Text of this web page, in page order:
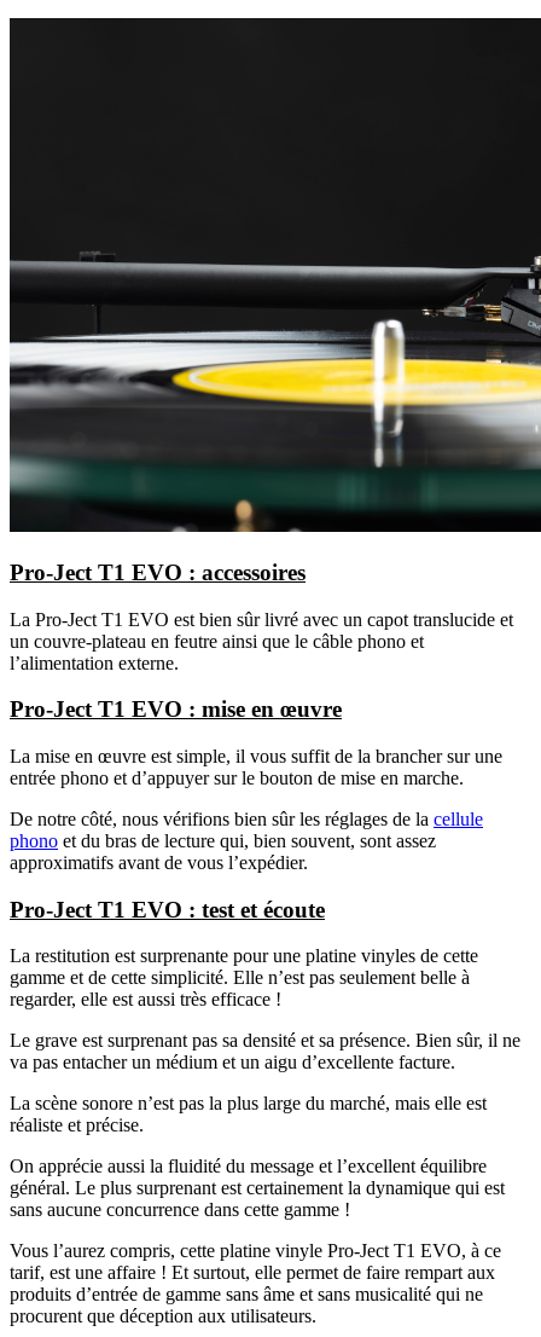
Pro-Ject T1 EVO : accessoires
La Pro-Ject T1 EVO est bien sûr livré avec un capot translucide et
un couvre-plateau en feutre ainsi que le câble phono et
l’alimentation externe.
Pro-Ject T1 EVO : mise en œuvre
La mise en œuvre est simple, il vous suffit de la brancher sur une
entrée phono et d’appuyer sur le bouton de mise en marche.
De notre côté, nous vérifions bien sûr les réglages de la cellule
phono et du bras de lecture qui, bien souvent, sont assez
approximatifs avant de vous l’expédier.
Pro-Ject T1 EVO : test et écoute
La restitution est surprenante pour une platine vinyles de cette
gamme et de cette simplicité. Elle n’est pas seulement belle à
regarder, elle est aussi très efficace !
Le grave est surprenant pas sa densité et sa présence. Bien sûr, il ne
va pas entacher un médium et un aigu d’excellente facture.
La scène sonore n’est pas la plus large du marché, mais elle est
réaliste et précise.
On apprécie aussi la fluidité du message et l’excellent équilibre
général. Le plus surprenant est certainement la dynamique qui est
sans aucune concurrence dans cette gamme !
Vous l’aurez compris, cette platine vinyle Pro-Ject T1 EVO, à ce
tarif, est une affaire ! Et surtout, elle permet de faire rempart aux
produits d’entrée de gamme sans âme et sans musicalité qui ne
procurent que déception aux utilisateurs.